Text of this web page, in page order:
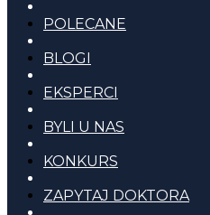
POLECANE
BLOGI
EKSPERCI
BYLI U NAS
KONKURS
ZAPYTAJ DOKTORA